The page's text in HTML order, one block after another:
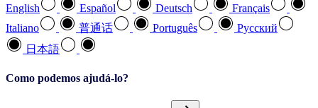
English Español Deutsch
Français
Italiano
普通话 Português
Pусский
日本語
Como podemos ajudá-lo?